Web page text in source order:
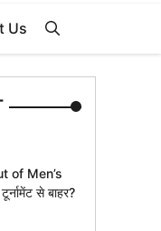
Us
of Men’s
से बाहर?